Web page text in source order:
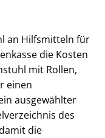
an Hilfsmitteln für
die Kosten
mit Rollen,
einen
ausgewählter
des
die